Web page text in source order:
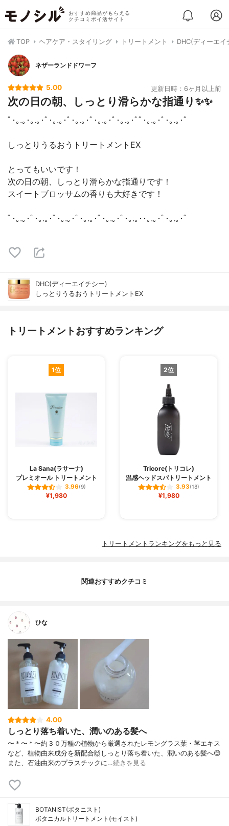
おすすめ商品がもらえる
クチコミポイ活サイト
TOP ヘアケア・スタイリング トリートメント DHC(ディーエ
ネザーランドドワーフ
5.00 更新日時：6ヶ月以上前
次の日の朝、しっとり滑らかな指通り✨✨
ﾟ･｡.｡･｡.｡･ﾟ･｡.｡･ﾟ･｡.｡･ﾟ･｡.｡･ﾟ･｡.｡･ﾟﾟ･｡.｡･ﾟ･｡.｡･ﾟ
しっとりうるおうトリートメントEX
とってもいいです！
次の日の朝、しっとり滑らかな指通りです！
スイートブロッサムの香りも大好きです！
ﾟ･｡.｡･ﾟ･｡.｡･ﾟ･｡.｡･ﾟ･｡.｡･ﾟ･｡.｡･ﾟ･｡.｡･･｡.｡･ﾟ･｡.｡･ﾟ
DHC(ディーエイチシー)
しっとりうるおうトリートメントEX
トリートメントおすすめランキング
1位
La Sana(ラサーナ)
プレミオール トリートメント
3.96(9)
¥1,980
2位
Tricore(トリコレ)
温感ヘッドスパトリートメント
3.93(18)
¥1,980
トリートメントランキングをもっと見る
関連おすすめクチコミ
ひな
4.00
しっとり落ち着いた、潤いのある髪へ
〜＊〜＊〜約３０万種の植物から厳選されたレモングラス葉・茎エキス
など、植物由来成分を新配合🙌しっとり落ち着いた、潤いのある髪へ😊
また、石油由来のプラスチックに…続きを見る
BOTANIST(ボタニスト)
ボタニカルトリートメント(モイスト)